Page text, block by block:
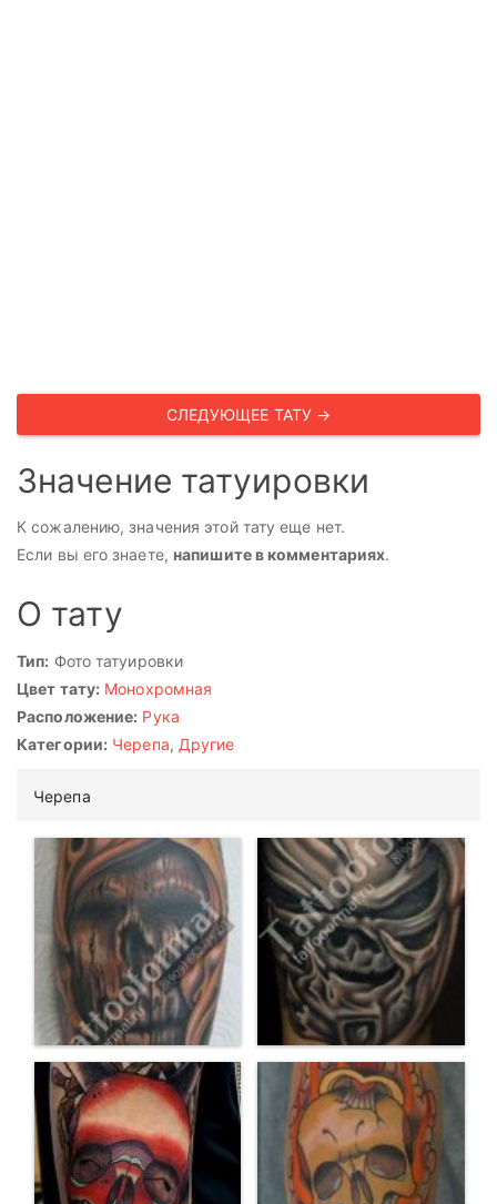
СЛЕДУЮЩЕЕ ТАТУ →
Значение татуировки
К сожалению, значения этой тату еще нет.
Если вы его знаете, напишите в комментариях.
О тату
Тип: Фото татуировки
Цвет тату: Монохромная
Расположение: Рука
Категории: Черепа, Другие
Черепа